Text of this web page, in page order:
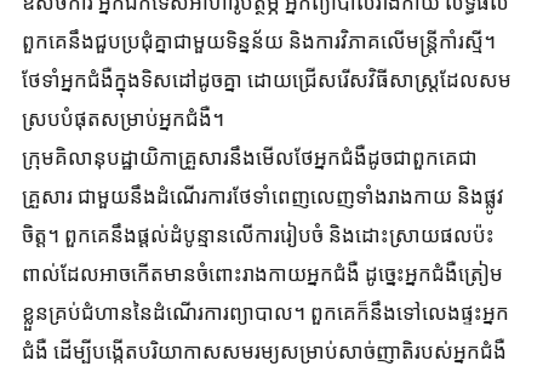
ពួកគេនឹងជួបប្រជុំគ្នាជាមួយទិន្នន័យ និងការវិភាគលើមន្រ្តីកាំរស្មី។
ថែទាំអ្នកជំងឺក្នុងទិសដៅដូចគ្នា ដោយជ្រើសរើសវិធីសាស្ត្រដែលសម
ស្របបំផុតសម្រាប់អ្នកជំងឺ។
ក្រុមគិលានុបដ្ឋាយិកាគ្រួសារនឹងមើលថែអ្នកជំងឺដូចជាពួកគេជា
គ្រួសារ ជាមួយនឹងដំណើរការថែទាំពេញលេញទាំងរាងកាយ និងផ្លូវ
ចិត្ត។ ពួកគេនឹងផ្តល់ដំបូន្មានលើការរៀបចំ និងដោះស្រាយផលប៉ះ
ពាល់ដែលអាចកើតមានចំពោះរាងកាយអ្នកជំងឺ ដូច្នេះអ្នកជំងឺត្រៀម
ខ្លួនគ្រប់ជំហាននៃដំណើរការព្យាបាល។ ពួកគេក៏នឹងទៅលេងផ្ទះអ្នក
ជំងឺ ដើម្បីបង្កើតបរិយាកាសសមរម្យសម្រាប់សាច់ញាតិរបស់អ្នកជំងឺ